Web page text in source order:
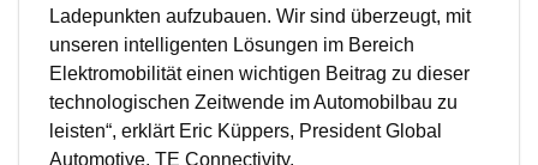
Ladepunkten aufzubauen. Wir sind überzeugt, mit
unseren intelligenten Lösungen im Bereich
Elektromobilität einen wichtigen Beitrag zu dieser
technologischen Zeitwende im Automobilbau zu
leisten“, erklärt Eric Küppers, President Global
Automotive, TE Connectivity.